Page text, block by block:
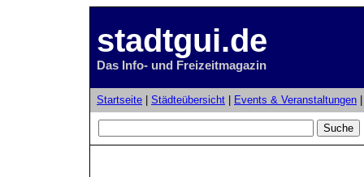
stadtgui.de
Das Info- und Freizeitmagazin
Startseite Städteübersicht Events & Veranstaltungen